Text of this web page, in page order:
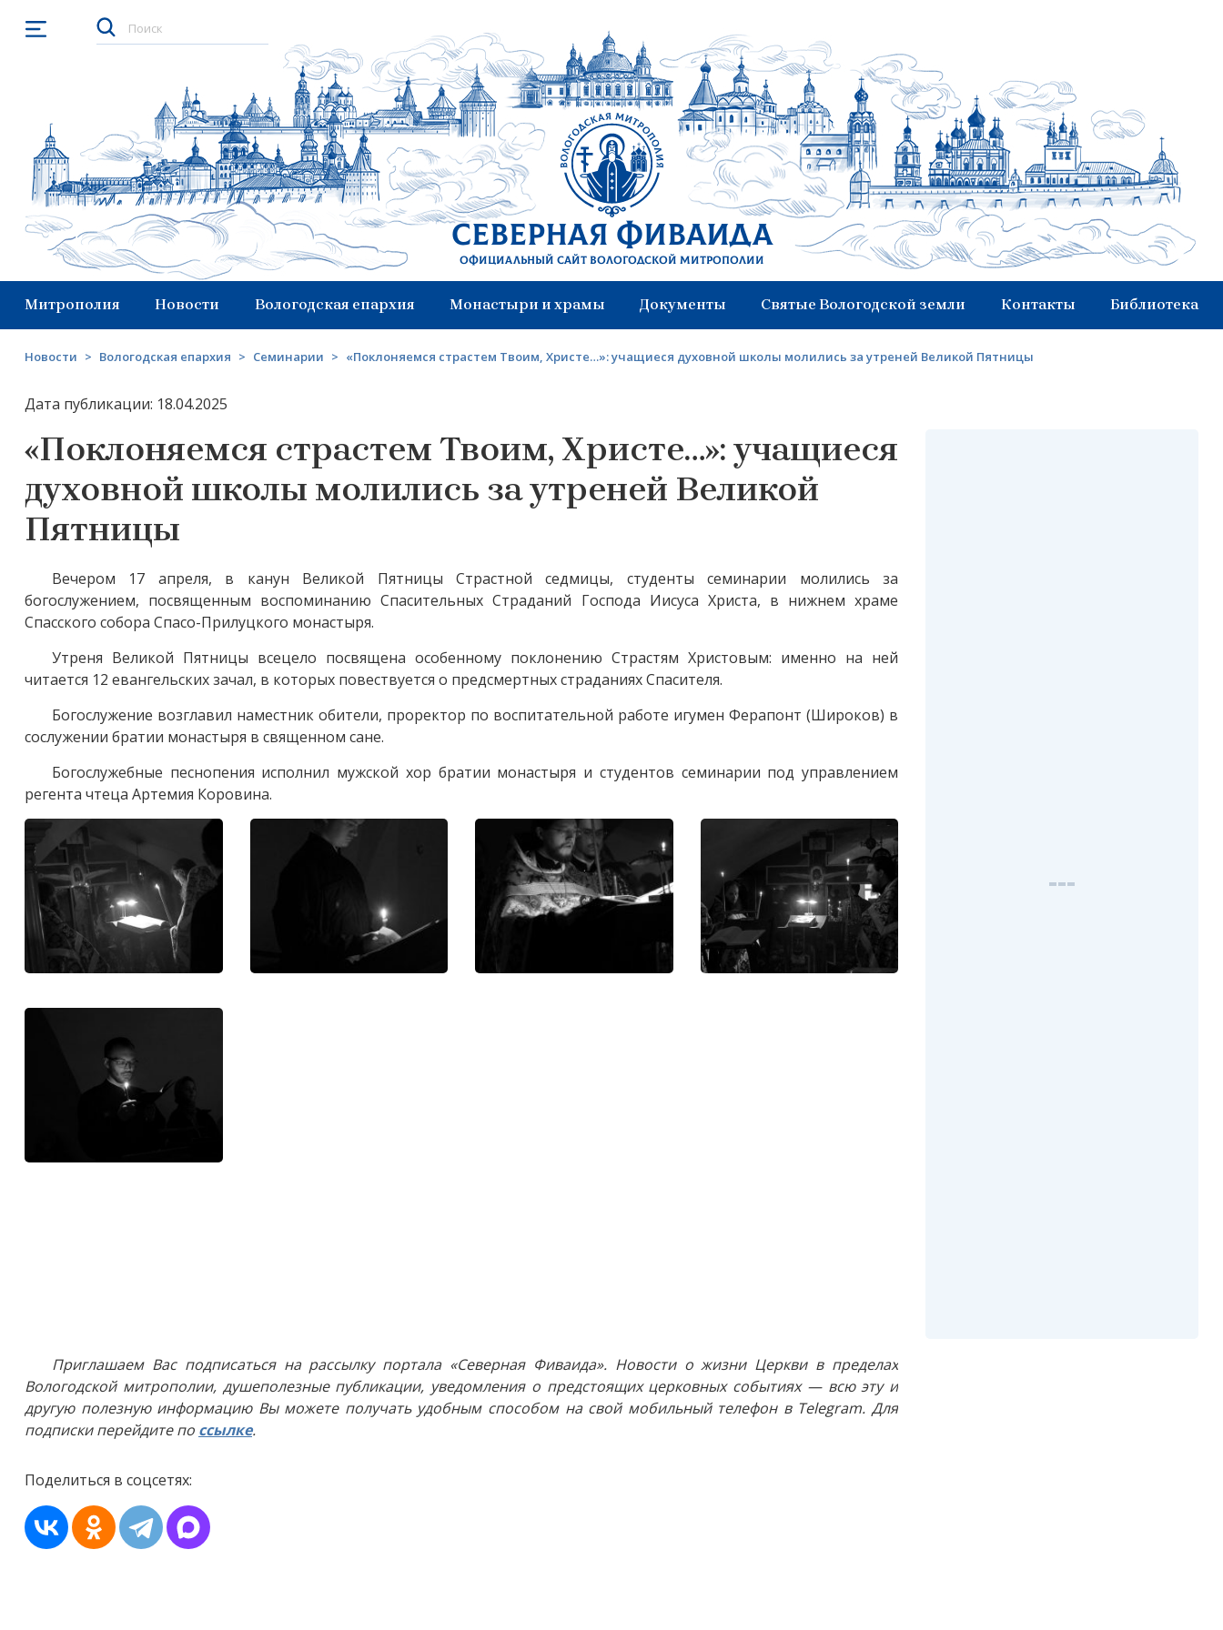
Открыть меню
Северная Фиваида
Официальный сайт Вологодской митрополии
Митрополия Новости Вологодская епархия Монастыри и храмы Документы Святые Вологодской земли Контакты Библиотека
Новости > Вологодская епархия > Семинарии > «Поклоняемся страстем Твоим, Христе…»: учащиеся духовной школы молились за утреней Великой Пятницы
Дата публикации: 18.04.2025
«Поклоняемся страстем Твоим, Христе…»: учащиеся
духовной школы молились за утреней Великой
Пятницы
Вечером 17 апреля, в канун Великой Пятницы Страстной седмицы, студенты семинарии молились за
богослужением, посвященным воспоминанию Спасительных Страданий Господа Иисуса Христа, в нижнем храме
Спасского собора Спасо-Прилуцкого монастыря.
Утреня Великой Пятницы всецело посвящена особенному поклонению Страстям Христовым: именно на ней
читается 12 евангельских зачал, в которых повествуется о предсмертных страданиях Спасителя.
Богослужение возглавил наместник обители, проректор по воспитательной работе игумен Ферапонт (Широков) в
сослужении братии монастыря в священном сане.
Богослужебные песнопения исполнил мужской хор братии монастыря и студентов семинарии под управлением
регента чтеца Артемия Коровина.
Приглашаем Вас подписаться на рассылку портала «Северная Фиваида». Новости о жизни Церкви в пределах
Вологодской митрополии, душеполезные публикации, уведомления о предстоящих церковных событиях — всю эту и
другую полезную информацию Вы можете получать удобным способом на свой мобильный телефон в Telegram. Для
подписки перейдите по ссылке.
Поделиться в соцсетях: